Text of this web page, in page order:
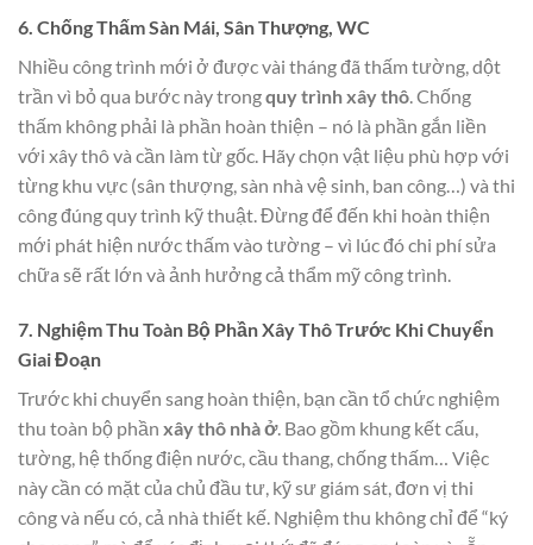
6. Chống Thấm Sàn Mái, Sân Thượng, WC
Nhiều công trình mới ở được vài tháng đã thấm tường, dột
trần vì bỏ qua bước này trongquy trình xây thô . Chống
thấm không phải là phần hoàn thiện – nó là phần gắn liền
với xây thô và cần làm từ gốc. Hãy chọn vật liệu phù hợp với
từng khu vực (sân thượng, sàn nhà vệ sinh, ban công…) và thi
công đúng quy trình kỹ thuật. Đừng để đến khi hoàn thiện
mới phát hiện nước thấm vào tường – vì lúc đó chi phí sửa
chữa sẽ rất lớn và ảnh hưởng cả thẩm mỹ công trình.
7. Nghiệm Thu Toàn Bộ Phần Xây Thô Trước Khi Chuyển
Giai Đoạn
Trước khi chuyển sang hoàn thiện, bạn cần tổ chức nghiệm
thu toàn bộ phần xây thô nhà ở. Bao gồm khung kết cấu,
tường, hệ thống điện nước, cầu thang, chống thấm… Việc
này cần có mặt của chủ đầu tư, kỹ sư giám sát, đơn vị thi
công và nếu có, cả nhà thiết kế. Nghiệm thu không chỉ để “ký